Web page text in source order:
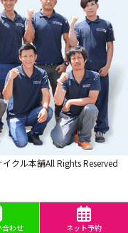
クル本舗All Rights Reserved
合わせ ネット予約